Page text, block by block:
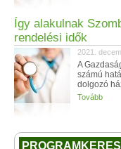
Így alakulnak
rendelési idők
2021.
A
számú
dolgozó
Tovább